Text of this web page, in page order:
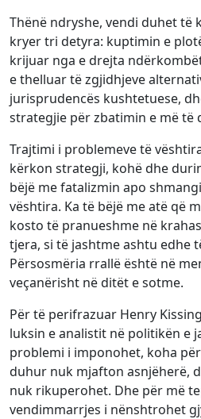
Thënë ndryshe, vendi duhet të
kryer tri detyra: kuptimin e
krijuar nga e drejta
e thelluar të zgjidhjeve
jurisprudencës kushtetuese,
strategjie për zbatimin e më të
Trajtimi i problemeve të
kërkon strategji, kohë dhe
bëjë me fatalizmin apo
vështira. Ka të bëjë me atë që
kosto të pranueshme në
tjera, si të jashtme ashtu edhe
Përsosmëria rrallë është në
veçanërisht në ditët e sotme.
Për të perifrazuar Henry
luksin e analistit në politikën e
problemi i imponohet, koha
duhur nuk mjafton asnjëherë,
nuk rikuperohet. Dhe për më
vendimmarrjes i nënshtrohet